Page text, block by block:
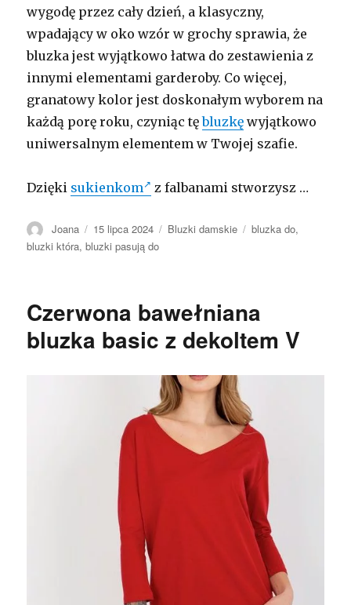
wygodę przez cały dzień, a klasyczny,
wpadający w oko wzór w grochy sprawia, że
bluzka jest wyjątkowo łatwa do zestawienia z
innymi elementami garderoby. Co więcej,
granatowy kolor jest doskonałym wyborem na
każdą porę roku, czyniąc tębluzkę wyjątkowo
uniwersalnym elementem w Twojej szafie.
Dzięki sukienkom z falbanami stworzysz …
Autor
Joana Opublikowano
15 lipca 2024 Kategorie
Bluzki damskie Tagi
bluzka do,
bluzki która,bluzki pasują do
Czerwona bawełniana
bluzka basic z dekoltem V